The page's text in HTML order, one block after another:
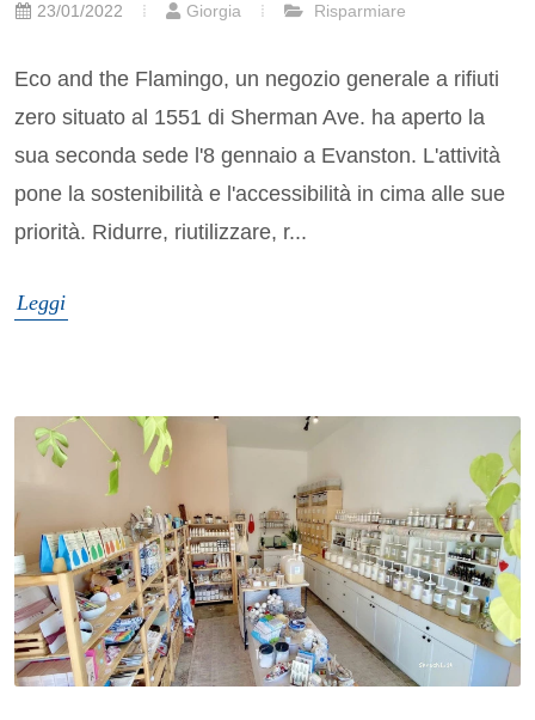
23/01/2022 Giorgia Risparmiare
Eco and the Flamingo, un negozio generale a rifiuti
zero situato al 1551 di Sherman Ave. ha aperto la
sua seconda sede l'8 gennaio a Evanston. L'attività
pone la sostenibilità e l'accessibilità in cima alle sue
priorità. Ridurre, riutilizzare, r...
Leggi